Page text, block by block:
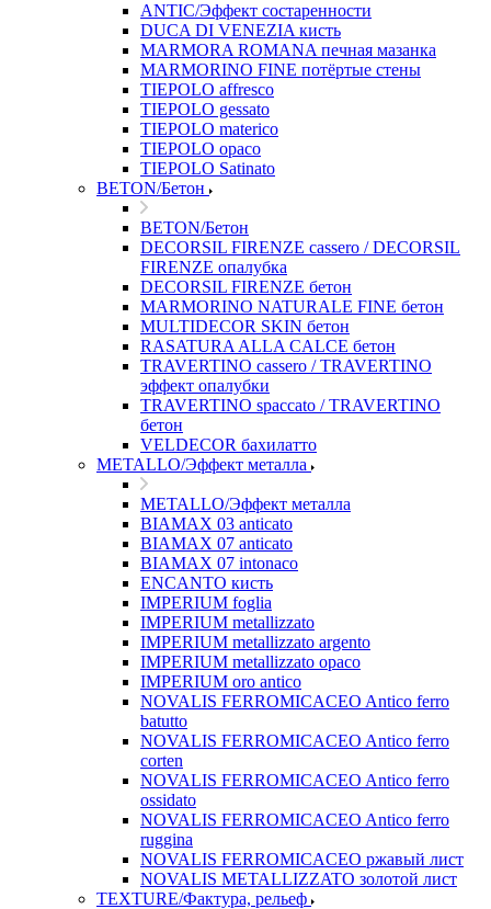
ANTIC/Эффект состаренности
DUCA DI VENEZIA кисть
MARMORA ROMANA печная мазанка
MARMORINO FINE потёртые стены
TIEPOLO affresco
TIEPOLO gessato
TIEPOLO materico
TIEPOLO opaco
TIEPOLO Satinato
BETON/Бетон
BETON/Бетон
DECORSIL FIRENZE cassero / DECORSIL
FIRENZE опалубка
DECORSIL FIRENZE бетон
MARMORINO NATURALE FINE бетон
MULTIDECOR SKIN бетон
RASATURA ALLA CALCE бетон
TRAVERTINO cassero / TRAVERTINO
эффект опалубки
TRAVERTINO spaccato / TRAVERTINO
бетон
VELDECOR бахилатто
METALLO/Эффект металла
METALLO/Эффект металла
BIAMAX 03 anticato
BIAMAX 07 anticato
BIAMAX 07 intonaco
ENCANTO кисть
IMPERIUM foglia
IMPERIUM metallizzato
IMPERIUM metallizzato argento
IMPERIUM metallizzato opaco
IMPERIUM oro antico
NOVALIS FERROMICACEO Antico ferro
batutto
NOVALIS FERROMICACEO Antico ferro
corten
NOVALIS FERROMICACEO Antico ferro
ossidato
NOVALIS FERROMICACEO Antico ferro
ruggina
NOVALIS FERROMICACEO ржавый лист
NOVALIS METALLIZZATO золотой лист
TEXTURE/Фактура, рельеф